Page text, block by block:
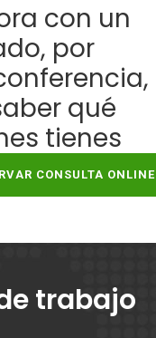
con un
por
qué
tienes
CONSULTA ONLINE
trabajo